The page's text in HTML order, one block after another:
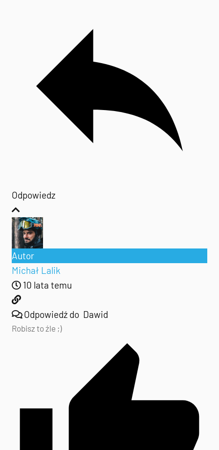
Odpowiedz
Autor
Michał Lalik
10 lata temu
Odpowiedź do Dawid
Robisz to źle ;)